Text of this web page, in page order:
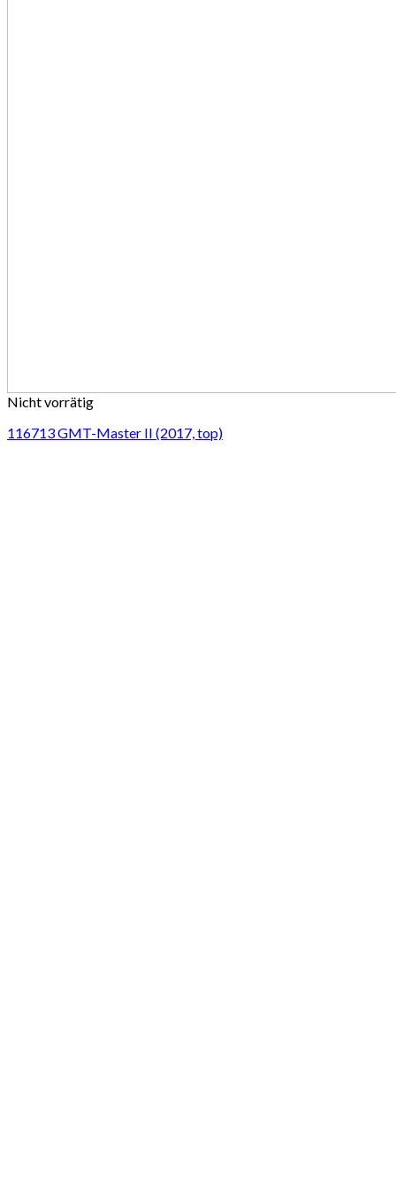
Nicht vorrätig
116713 GMT-Master II (2017, top)